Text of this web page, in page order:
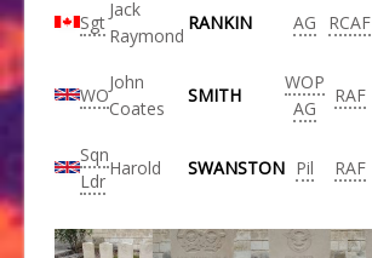
Sgt
Jack
Raymond
RANKIN AG RCAF
WO
John
Coates
SMITH
WOP
AG
RAF
Sqn
Ldr
Harold SWANSTON Pil RAF